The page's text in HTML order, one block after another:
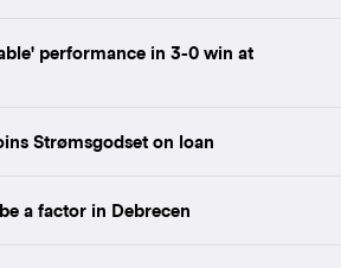
performance in 3-0 win at
Strømsgodset on loan
a factor in Debrecen